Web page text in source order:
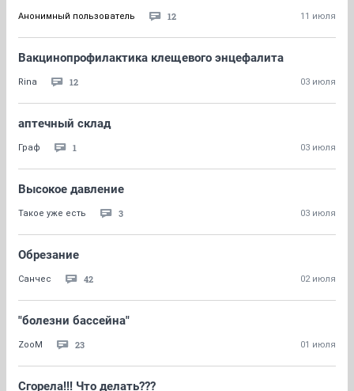
Анонимный пользователь 12 11 июля
Вакцинопрофилактика клещевого энцефалита
Rina 12 03 июля
аптечный склад
Граф 1 03 июля
Высокое давление
Такое уже есть 3 03 июля
Обрезание
Санчес 42 02 июля
"болезни бассейна"
ZooM 23 01 июля
Сгорела!!! Что делать???